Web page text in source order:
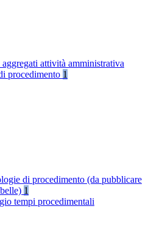
attività amministrativa
procedimento 1
di procedimento (da pubblicare
1
tempi procedimentali